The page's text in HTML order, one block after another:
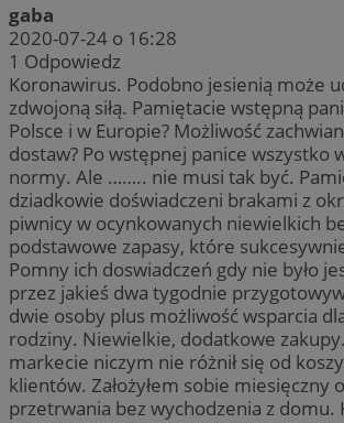
gaba
2020-07-24 o 16:28
1 Odpowiedz
Koronawirus. Podobno jesienią może
zdwojoną siłą. Pamiętacie wstępną
Polsce i w Europie? Możliwość
dostaw? Po wstępnej panice wszystko
normy. Ale …….. nie musi tak być.
dziadkowie doświadczeni brakami z
piwnicy w ocynkowanych niewielkich
podstawowe zapasy, które
Pomny ich doswiadczeń gdy nie było
przez jakieś dwa tygodnie
dwie osoby plus możliwość wsparcia
rodziny. Niewielkie, dodatkowe
markecie niczym nie różnił się od
klientów. Założyłem sobie miesięczny
przetrwania bez wychodzenia z domu.